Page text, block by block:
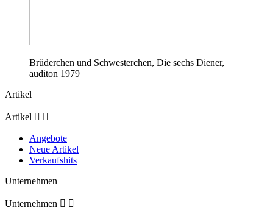
Brüderchen und Schwesterchen, Die sechs Diener,
auditon 1979
Artikel
Artikel  
Angebote
Neue Artikel
Verkaufshits
Unternehmen
Unternehmen  